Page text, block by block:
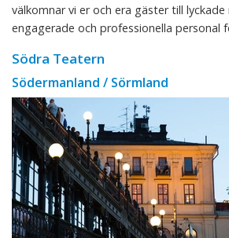
välkomnar vi er och era gäster till lyckade
engagerade och professionella personal
Södra Teatern
Södermanland / Sörmland